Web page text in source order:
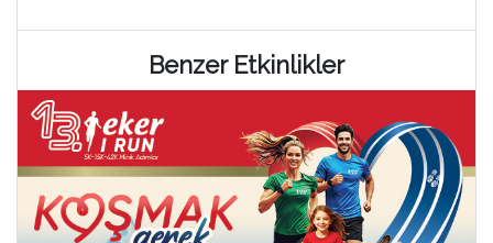
Benzer Etkinlikler